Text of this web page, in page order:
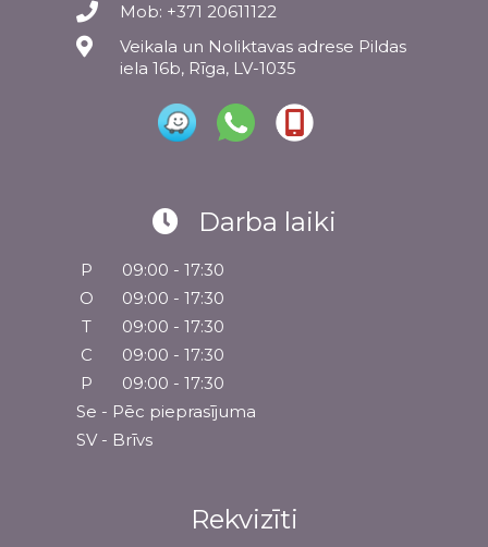
Mob: +371 20611122
Veikala un Noliktavas adrese Pildas
iela 16b, Rīga, LV-1035
Darba laiki
P
09:00 - 17:30
O
09:00 - 17:30
T
09:00 - 17:30
C
09:00 - 17:30
P
09:00 - 17:30
Se - Pēc pieprasījuma
SV - Brīvs
Rekvizīti